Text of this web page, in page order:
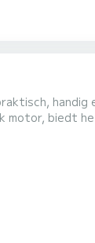
handig
motor, biedt
een dag of